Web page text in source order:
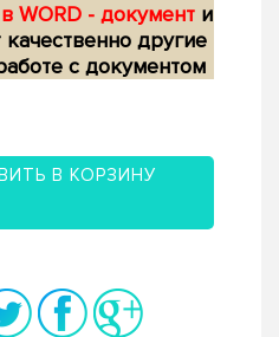
WORD - документ и
другие
с документом
В КОРЗИНУ